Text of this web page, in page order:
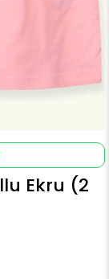
Ekru (2